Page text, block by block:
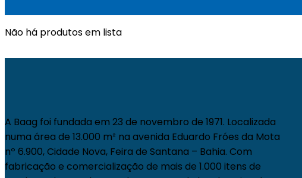
Não há produtos em lista
A Baag foi fundada em 23 de novembro de 1971. Localizada
numa área de 13.000 m² na avenida Eduardo Fróes da Mota
nº 6.900, Cidade Nova, Feira de Santana – Bahia. Com
fabricação e comercialização de mais de 1.000 itens de